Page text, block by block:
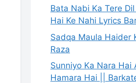
Bata Nabi Ka Tere
Hai Ke Nahi Lyrics
Sadqa Maula Haider
Raza
Sunniyo Ka Nara Hai
Hamara Hai ||